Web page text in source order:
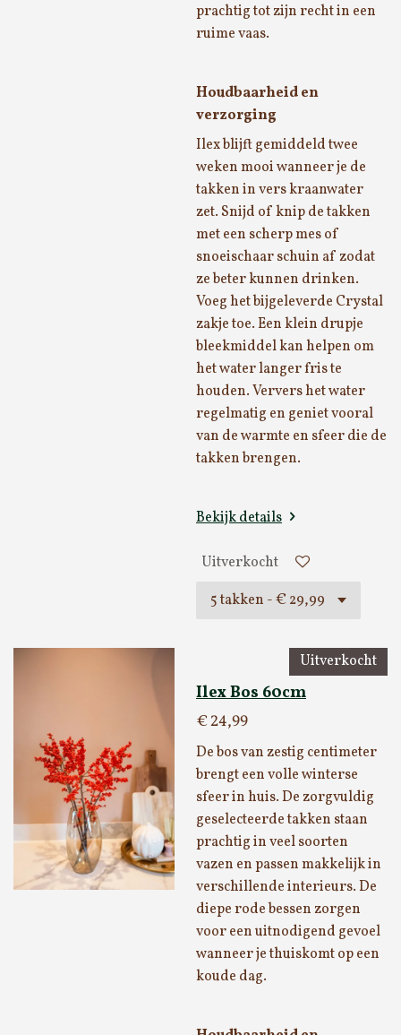
prachtig tot zijn recht in een
ruime vaas.
Houdbaarheid en
verzorging
Ilex blijft gemiddeld twee
weken mooi wanneer je de
takken in vers kraanwater
zet. Snijd of knip de takken
met een scherp mes of
snoeischaar schuin af zodat
ze beter kunnen drinken.
Voeg het bijgeleverde Crystal
zakje toe. Een klein drupje
bleekmiddel kan helpen om
het water langer fris te
houden. Ververs het water
regelmatig en geniet vooral
van de warmte en sfeer die de
takken brengen.
Bekijk details
Uitverkocht
Uitverkocht
Ilex Bos 60cm
€ 24,99
De bos van zestig centimeter
brengt een volle winterse
sfeer in huis. De zorgvuldig
geselecteerde takken staan
prachtig in veel soorten
vazen en passen makkelijk in
verschillende interieurs. De
diepe rode bessen zorgen
voor een uitnodigend gevoel
wanneer je thuiskomt op een
koude dag.